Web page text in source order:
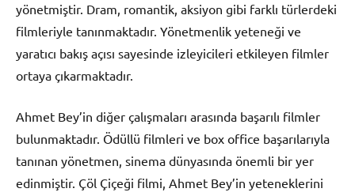
yönetmiştir. Dram, romantik, aksiyon gibi farklı türlerdeki
filmleriyle tanınmaktadır. Yönetmenlik yeteneği ve
yaratıcı bakış açısı sayesinde izleyicileri etkileyen filmler
ortaya çıkarmaktadır.
Ahmet Bey’in diğer çalışmaları arasında başarılı filmler
bulunmaktadır. Ödüllü filmleri ve box office başarılarıyla
tanınan yönetmen, sinema dünyasında önemli bir yer
edinmiştir. Çöl Çiçeği filmi, Ahmet Bey’in yeteneklerini